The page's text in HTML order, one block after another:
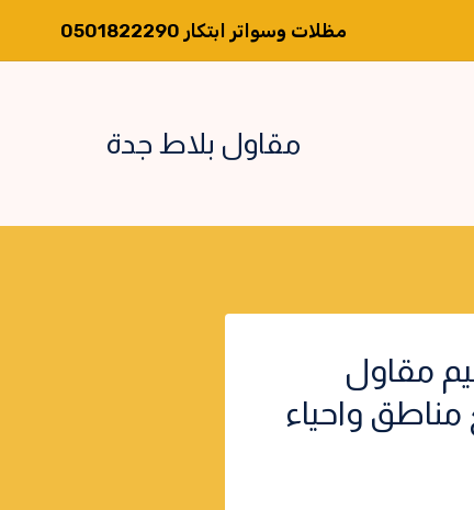
مظلات وسواتر ابتكار 0501822290
مقاول بلاط جدة
مقاول
واحياء